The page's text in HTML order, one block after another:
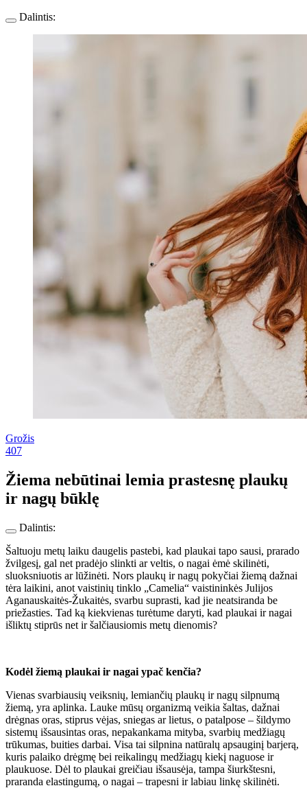
Dalintis:
Grožis
407
Žiema nebūtinai lemia prastesnę plaukų
ir nagų būklę
Dalintis:
Šaltuoju metų laiku daugelis pastebi, kad plaukai tapo sausi, prarado
žvilgesį, gal net pradėjo slinkti ar veltis, o nagai ėmė skilinėti,
sluoksniuotis ar lūžinėti. Nors plaukų ir nagų pokyčiai žiemą dažnai
tėra laikini, anot vaistinių tinklo „Camelia“ vaistininkės Julijos
Aganauskaitės-Žukaitės, svarbu suprasti, kad jie neatsiranda be
priežasties. Tad ką kiekvienas turėtume daryti, kad plaukai ir nagai
išliktų stiprūs net ir šalčiausiomis metų dienomis?
Kodėl žiemą plaukai ir nagai ypač kenčia?
Vienas svarbiausių veiksnių, lemiančių plaukų ir nagų silpnumą
žiemą, yra aplinka. Lauke mūsų organizmą veikia šaltas, dažnai
drėgnas oras, stiprus vėjas, sniegas ar lietus, o patalpose – šildymo
sistemų išsausintas oras, nepakankama mityba, svarbių medžiagų
trūkumas, buities darbai. Visa tai silpnina natūralų apsauginį barjerą,
kuris palaiko drėgmę bei reikalingų medžiagų kiekį naguose ir
plaukuose. Dėl to plaukai greičiau išsausėja, tampa šiurkštesni,
praranda elastingumą, o nagai – trapesni ir labiau linkę skilinėti.